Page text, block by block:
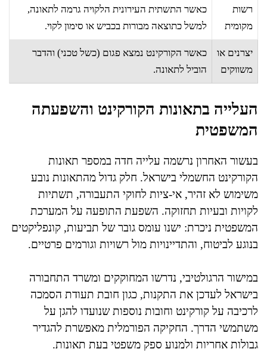
רשות
מקומית
כאשר התשתית העירונית הלקויה גרמה לתאונה,
למשל כתוצאה מבורות בכביש או סימון לקוי.
יצרנים או
משווקים
כאשר הקורקינט נמצא פגום (כשל טכני) והדבר
הוביל לתאונה.
העלייה בתאונות הקורקינט והשפעתה
המשפטית
בעשור האחרון נרשמה עלייה חדה במספר תאונות
הקורקינט החשמלי בישראל. חלק גדול מהתאונות נובע
משימוש לא זהיר, אי-ציות לחוקי התעבורה, תשתיות
לקויות ובעיות תחזוקה. השפעת התופעה על המערכת
המשפטית ניכרת: ישנו עומס גובר של תביעות, קונפליקטים
בנוגע לביטוח, והתדיינויות מול רשויות וגורמים פרטיים.
במישור הרגולטיבי, נדרשו המחוקקים ומשרד התחבורה
בישראל לעדכן את התקנות, כגון חובת תעודת הסמכה
לרכיבה על קורקינט וחובות נוספות שנועדו להגן על
משתמשי הדרך. החקיקה הפורמלית מאפשרת להגדיר
גבולות אחריות ולמנוע ספק משפטי בעת תאונות.